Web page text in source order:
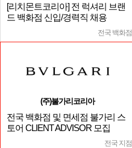
[리치몬트코리아] 전 럭셔리 브랜
드 백화점 신입/경력직 채용
전국 백화점
(주)불가리코리아
전국 백화점 및 면세점 불가리 스
토어 CLIENT ADVISOR 모집
전국 지점